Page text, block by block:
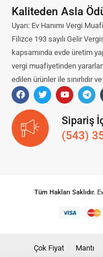
Kaliteden Asla
Uyarı: Ev Hanımı Vergi
Filizce 193 sayılı Gelir
kapsamında evde üretim
vergi muafiyetinden
edilen ürünler ile sınırlıdır
Sipariş
(543)
Tüm Hakları Saklıdır.
Çok Fiyat Mantı